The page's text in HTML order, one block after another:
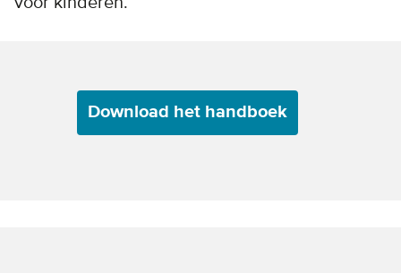
Download het handboek